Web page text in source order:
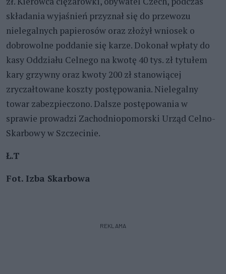
składania wyjaśnień przyznał się do przewozu
nielegalnych papierosów oraz złożył wniosek o
dobrowolne poddanie się karze. Dokonał wpłaty do
kasy Oddziału Celnego na kwotę 40 tys. zł tytułem
kary grzywny oraz kwoty 200 zł stanowiącej
zryczałtowane koszty postępowania. Nielegalny
towar zabezpieczono. Dalsze postępowania w
sprawie prowadzi Zachodniopomorski Urząd Celno-
Skarbowy w Szczecinie.
Ł.T
Fot. Izba Skarbowa
REKLAMA